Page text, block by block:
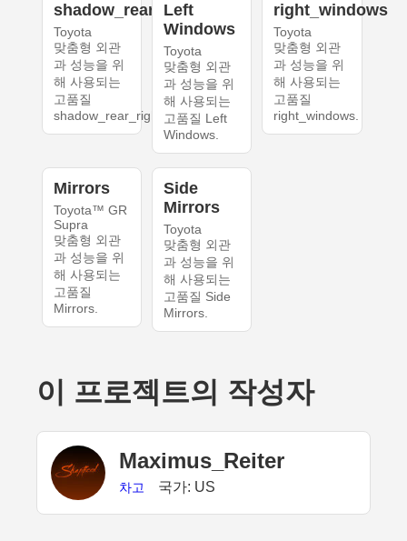
shadow_rear_right
Toyota
맞춤형 외관
과 성능을 위
해 사용되는
고품질
shadow_rear_right.
Left
Windows
Toyota
맞춤형 외관
과 성능을 위
해 사용되는
고품질 Left
Windows.
right_windows
Toyota
맞춤형 외관
과 성능을 위
해 사용되는
고품질
right_windows.
Mirrors
Toyota™ GR
Supra
맞춤형 외관
과 성능을 위
해 사용되는
고품질
Mirrors.
Side
Mirrors
Toyota
맞춤형 외관
과 성능을 위
해 사용되는
고품질 Side
Mirrors.
이 프로젝트의 작성자
Maximus_Reiter
차고 국가: US